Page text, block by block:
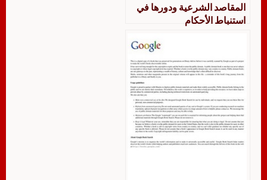
المقاصد الشرعية ودورها في
استنباط الأحكام